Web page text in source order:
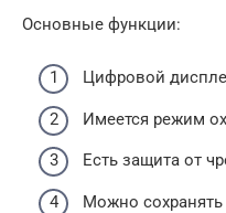
Основные функции:
Цифровой
Имеется режим
Есть защита от
Можно